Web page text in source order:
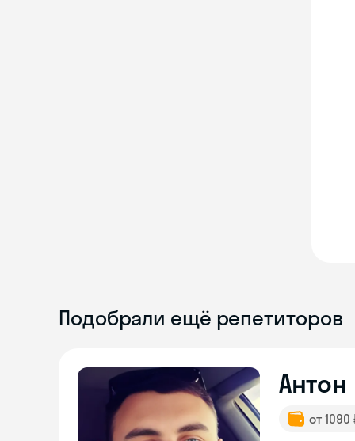
Подобрали ещё репетиторов
Антон
от